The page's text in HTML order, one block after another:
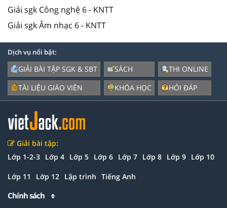
Giải sgk Công nghệ 6 - KNTT
Giải sgk Âm nhạc 6 - KNTT
Dịch vụ nổi bật:
GIẢI BÀI TẬP SGK & SBT
TÀI LIỆU GIÁO VIÊN
SÁCH
KHÓA HỌC
THI ONLINE
HỎI ĐÁP
Giải bài tập:
Lớp 1-2-3 Lớp 4 Lớp 5 Lớp 6 Lớp 7 Lớp 8 Lớp 9 Lớp 10
Lớp 11 Lớp 12 Lập trình Tiếng Anh
Chính sách